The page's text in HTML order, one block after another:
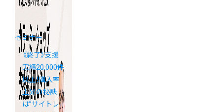
セミナー
《終了》支援
実績20,000件
以上！購入率
上昇の秘訣
は”サイトレ